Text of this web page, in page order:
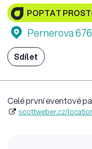
POPTAT
Pernerova
Sdílet
Celé první eventové
scottweber.cz/